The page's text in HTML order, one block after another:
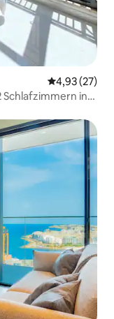
4,93 (27)
in